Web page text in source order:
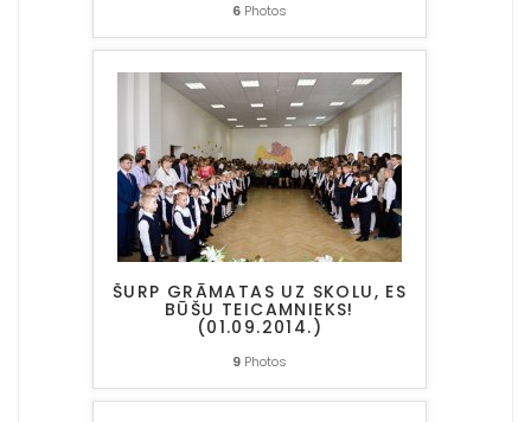
6 Photos
ŠURP GRĀMATAS UZ SKOLU, ES
BŪŠU TEICAMNIEKS!
(01.09.2014.)
9 Photos